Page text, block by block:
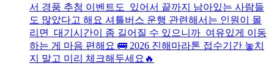
서 경품 추첨 이벤트도 있어서 끝까지 남아있는 사람들
도 많았다고 해요 셔틀버스 운행 관련해서는 인원이 몰
리면 대기시간이 좀 길어질 수 있으니까 여유있게 이동
하는 게 마음 편해요 🚌 2026 진해마라톤 접수기간 놓치
지 말고 미리 체크해두세요🔥